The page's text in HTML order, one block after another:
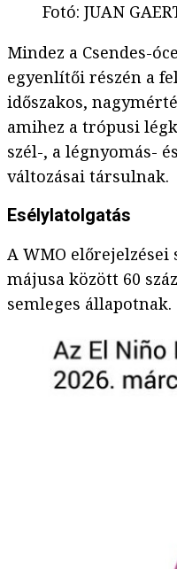
Fotó: JUAN
Mindez a Csendes-
egyenlítői részén a
időszakos,
amihez a trópusi
szél-, a légnyomás-
változásai társulnak.
Esélylatolgatás
A WMO előrejelzései
májusa között 60
semleges állapotnak.